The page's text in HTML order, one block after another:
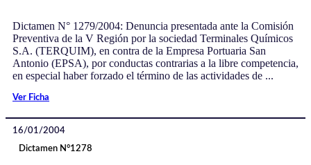
Dictamen N° 1279/2004: Denuncia presentada ante la Comisión
Preventiva de la V Región por la sociedad Terminales Químicos
S.A. (TERQUIM), en contra de la Empresa Portuaria San
Antonio (EPSA), por conductas contrarias a la libre competencia,
en especial haber forzado el término de las actividades de ...
Ver Ficha
16/01/2004
Dictamen N°1278